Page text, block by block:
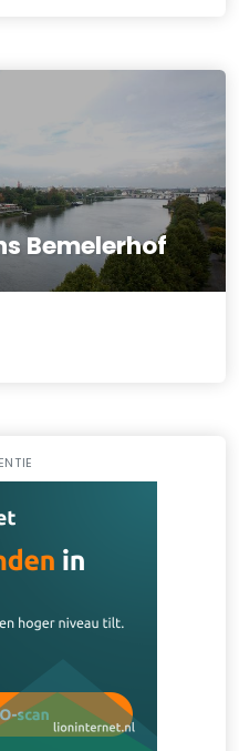
Bemelerhof